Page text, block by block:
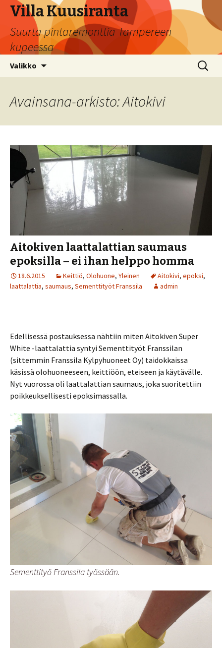
Villa Kuusiranta
Suurta pintaremonttia Tampereen
kupeessa
Valikko Haku:
Avainsana-arkisto: Aitokivi
Aitokiven laattalattian saumaus
epoksilla – ei ihan helppo homma
18.6.2015 Keittiö, Olohuone, Yleinen Aitokivi, epoksi,
laattalattia, saumaus, Sementtityöt Franssila admin
Edellisessä postauksessa nähtiin miten Aitokiven Super
White -laattalattia syntyi Sementtityöt Franssilan
(sittemmin Franssila Kylpyhuoneet Oy) taidokkaissa
käsissä olohuoneeseen, keittiöön, eteiseen ja käytävälle.
Nyt vuorossa oli laattalattian saumaus, joka suoritettiin
poikkeuksellisesti epoksimassalla.
Sementtityö Franssila työssään.